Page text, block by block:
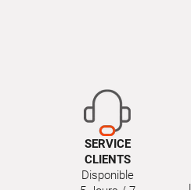
SERVICE
CLIENTS
Disponible